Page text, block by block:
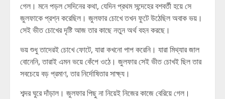
গেল। মনে পড়ল সেদিনের কথা, যেদিন প্রথম সন্দেহের বশবর্তী হয়ে সে
জুলফাকে প্রশ্ন করেছিল। জুলফার চোখে তখন ফুটে উঠেছিল অবাক ভয়।
সেই ভীত চোখের দৃষ্টি আজ তার কাছে নতুন অর্থ বহন করছে।
ভয় শুধু তাদেরই চোখে ফোটে, যারা কখনো পাপ করেনি। যারা মিথ্যার জাল
বোনেনি, তারাই এমন ভয়ে কেঁপে ওঠে। জুলফার সেই ভীত চোখই ছিল তার
সবচেয়ে বড় প্রমাণ, তার নির্দোষিতার সাক্ষ্য।
শব্দর ঘুরে দাঁড়াল। জুলফার পিছু না নিয়েই নিজের কাজে বেরিয়ে গেল।